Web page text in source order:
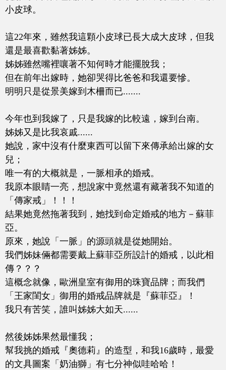
小皮球。
這22年來，雖然我這顆小皮球已長大成大皮球，但我
還是最喜歡黏著姊姊。
姊姊雖然嘴裡嚷著不知何時才能擺脫我；
但在前年出嫁時，她卻哭得比爸爸和我還要慘。
明明只是從景美嫁到木柵而已.......
今年也到我嫁了，只是我嫁的比較遠，嫁到台南。
姊姊又是比我哀戚......
她說，家中沒有什麼東西可以留下來傳承給出嫁的女
兒；
唯一有的大概就是，一脈相承的婚戒。
我原本眼睛一亮，想說家中竟然還有藏著我不知道的
「傳家戒」！！！
結果她竟然拖著我到，她找到命定婚戒的地方－蘇菲
亞。
原來，她說「一脈」的源頭就是從她開始。
我們姊妹倆都需要戴上蘇菲亞所設計的婚戒，以此相
傳？？？
這概念就像，歐洲皇室有御用的珠寶品牌；而我們
「王家閨女」御用的婚戒品牌就是『蘇菲亞』！
我只有苦笑，誰叫姊姊大如天......
然後姊姊果然最懂我；
幫我挑的婚戒『奧德莉』的造型，和我16歲時，最愛
的文具圖案「奶油獅」有七分神似哇哈哈！